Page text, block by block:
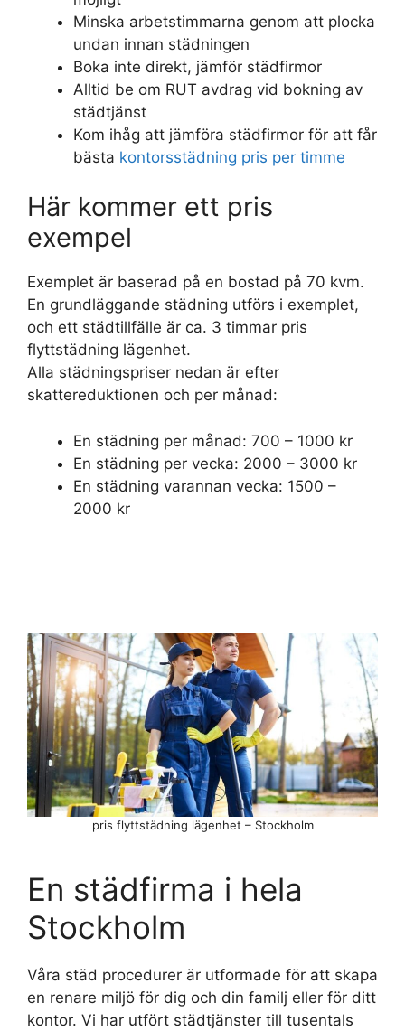
Minska arbetstimmarna genom att plocka
undan innan städningen
Boka inte direkt, jämför städfirmor
Alltid be om RUT avdrag vid bokning av
städtjänst
Kom ihåg att jämföra städfirmor för att får
bästa kontorsstädning pris per timme
Här kommer ett pris
exempel
Exemplet är baserad på en bostad på 70 kvm.
En grundläggande städning utförs i exemplet,
och ett städtillfälle är ca. 3 timmar pris
flyttstädning lägenhet.
Alla städningspriser nedan är efter
skattereduktionen och per månad:
En städning per månad: 700 – 1000 kr
En städning per vecka: 2000 – 3000 kr
En städning varannan vecka: 1500 –
2000 kr
En städfirma i hela
Stockholm
Våra städ procedurer är utformade för att skapa
en renare miljö för dig och din familj eller för ditt
kontor. Vi har utfört städtjänster till tusentals
pris flyttstädning lägenhet – Stockholm